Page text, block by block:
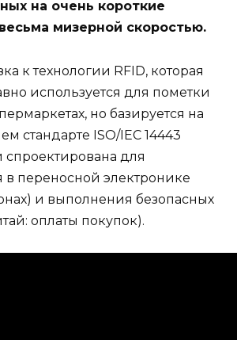
на очень короткие
мизерной скоростью.
к технологии RFID, которая
используется для пометки
но базируется на
стандарте ISO/IEC 14443
спроектирована для
в переносной электронике
и выполнения безопасных
оплаты покупок).